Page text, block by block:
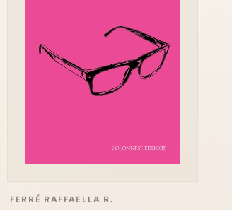
FERRÉ RAFFAELLA R.